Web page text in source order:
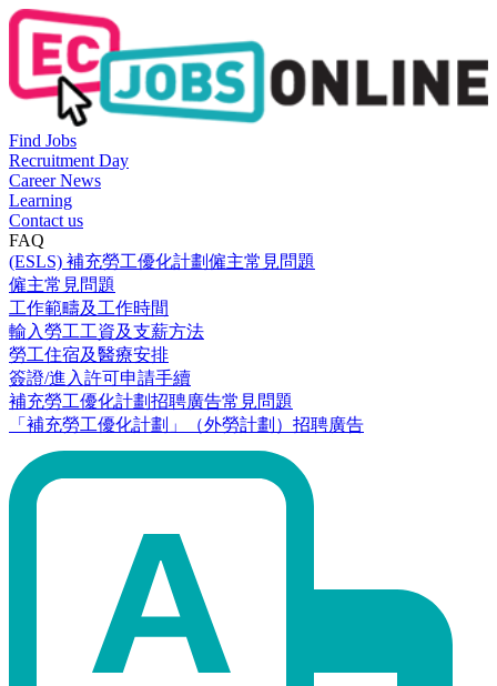
Find Jobs
Recruitment Day
Career News
Learning
Contact us
FAQ
(ESLS) 補充勞工優化計劃僱主常見問題
僱主常見問題
工作範疇及工作時間
輸入勞工工資及支薪方法
勞工住宿及醫療安排
簽證/進入許可申請手續
補充勞工優化計劃招聘廣告常見問題
「補充勞工優化計劃」（外勞計劃）招聘廣告